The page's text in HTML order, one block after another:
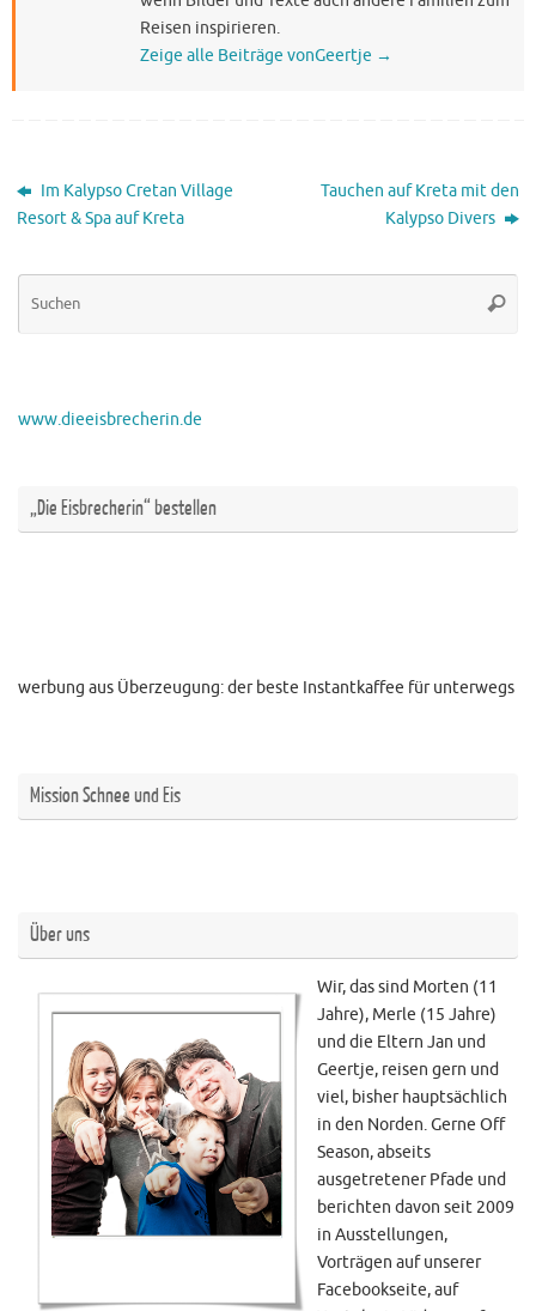
Reisen inspirieren.
Zeige alle Beiträge vonGeertje →
Im Kalypso Cretan Village
Resort & Spa auf Kreta
Tauchen auf Kreta mit den
Kalypso Divers
www.dieeisbrecherin.de
„Die Eisbrecherin“ bestellen
werbung aus Überzeugung: der beste Instantkaffee für unterwegs
Mission Schnee und Eis
Über uns
Wir, das sind Morten (11
Jahre), Merle (15 Jahre)
und die Eltern Jan und
Geertje, reisen gern und
viel, bisher hauptsächlich
in den Norden. Gerne Off
Season, abseits
ausgetretener Pfade und
berichten davon seit 2009
in Ausstellungen,
Vorträgen auf unserer
Facebookseite, auf